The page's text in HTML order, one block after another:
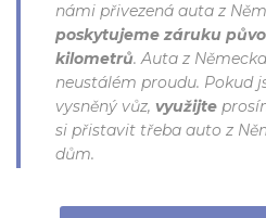
námi přivezená auta z
poskytujeme záruku
kilometrů. Auta z
neustálém proudu. Pokud
vysněný vůz, využijte
si přistavit třeba auto z
dům.